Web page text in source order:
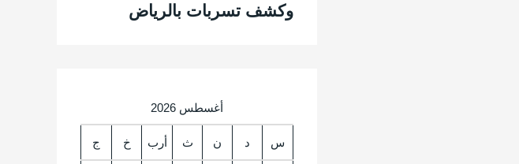
وكشف تسربات بالرياض
أغسطس 2026
س د ن ث أرب خ ج